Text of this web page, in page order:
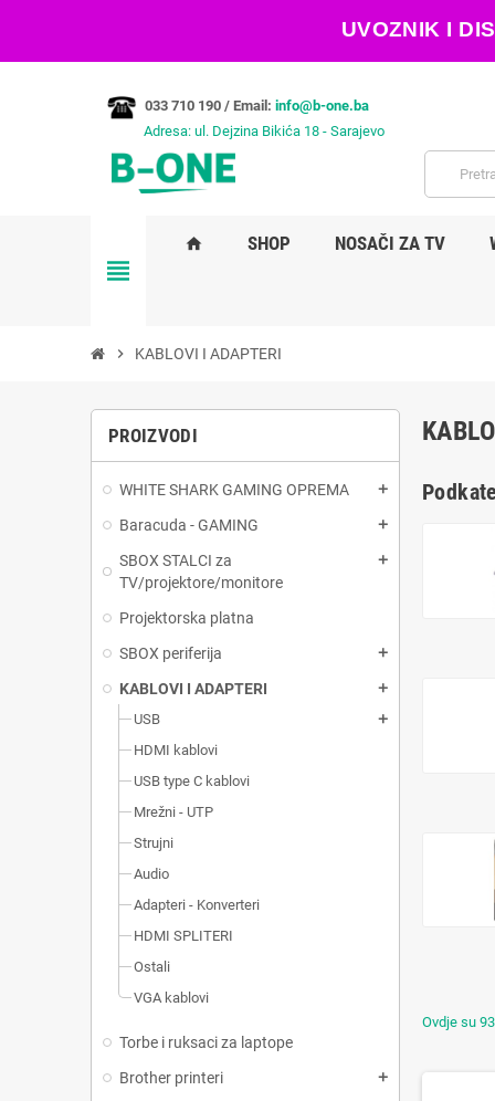
UVOZNIK I
033 710 190 / Email: info@b-one.ba
Adresa: ul. Dejzina Bikića 18 - Sarajevo
view_headline
home SHOP NOSAČI ZA TV
chevron_right KABLOVI I ADAPTERI
PROIZVODI
WHITE SHARK GAMING OPREMA add
Baracuda - GAMING add
SBOX STALCI za
TV/projektore/monitore
add
Projektorska platna
SBOX periferija
add
KABLOVI I ADAPTERI add
USB add
HDMI kablovi
USB type C kablovi
Mrežni - UTP
Strujni
Audio
Adapteri - Konverteri
HDMI SPLITERI
Ostali
VGA kablovi
Torbe i ruksaci za laptope
Brother printeri
add
Ovdje su